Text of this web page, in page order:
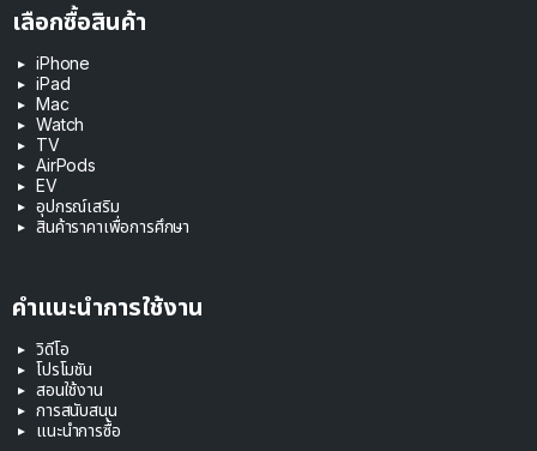
เลือกซื้อสินค้า
iPhone
iPad
Mac
Watch
TV
AirPods
EV
อุปกรณ์เสริม
สินค้าราคาเพื่อการศึกษา
คำแนะนำการใช้งาน
วิดีโอ
โปรโมชัน
สอนใช้งาน
การสนับสนุน
แนะนำการซื้อ